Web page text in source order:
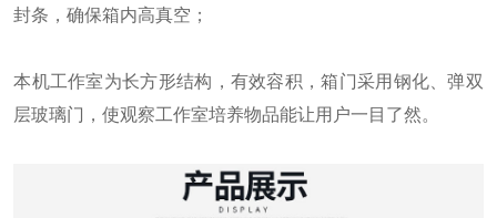
封条，确保箱内高真空；
本机工作室为长方形结构，有效容积，箱门采用钢化、弹双
层玻璃门，使观察工作室培养物品能让用户一目了然。